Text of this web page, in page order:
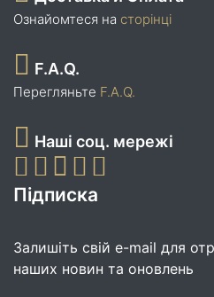
Ознайомтеся на сторінці
F.A.Q.
Перегляньте F.A.Q.
Наші соц. мережі
Підписка
Залишіть свій e-mail для
наших новин та оновлень